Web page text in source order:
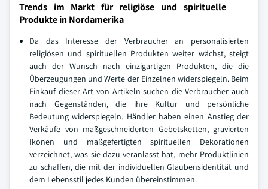
Trends im Markt für religiöse und spirituelle
Produkte in Nordamerika
Da das Interesse der Verbraucher an personalisierten
religiösen und spirituellen Produkten weiter wächst, steigt
auch der Wunsch nach einzigartigen Produkten, die die
Überzeugungen und Werte der Einzelnen widerspiegeln. Beim
Einkauf dieser Art von Artikeln suchen die Verbraucher auch
nach Gegenständen, die ihre Kultur und persönliche
Bedeutung widerspiegeln. Händler haben einen Anstieg der
Verkäufe von maßgeschneiderten Gebetsketten, gravierten
Ikonen und maßgefertigten spirituellen Dekorationen
verzeichnet, was sie dazu veranlasst hat, mehr Produktlinien
zu schaffen, die mit der individuellen Glaubensidentität und
dem Lebensstil jedes Kunden übereinstimmen.